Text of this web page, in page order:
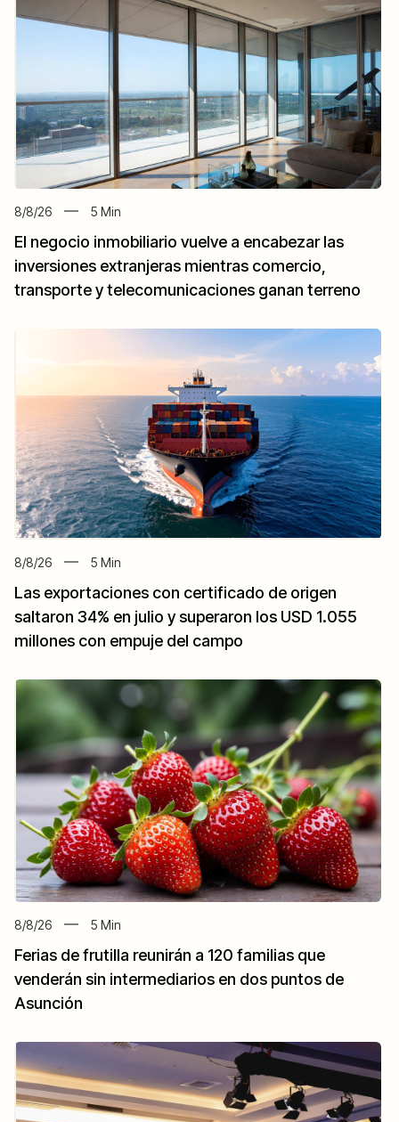
8/8/26 5 Min
El negocio inmobiliario vuelve a encabezar las
inversiones extranjeras mientras comercio,
transporte y telecomunicaciones ganan terreno
8/8/26 5 Min
Las exportaciones con certificado de origen
saltaron 34% en julio y superaron los USD 1.055
millones con empuje del campo
8/8/26 5 Min
Ferias de frutilla reunirán a 120 familias que
venderán sin intermediarios en dos puntos de
Asunción